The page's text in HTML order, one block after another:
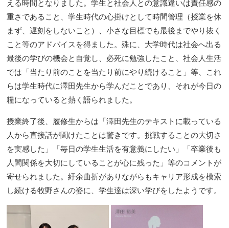
える時間となりました。学生と社会人との意識違いは責任感の
重さであること、学生時代の心掛けとして時間管理（授業を休
まず、遅刻をしないこと）、小さな目標でも最後までやり抜く
こと等のアドバイスを得ました。殊に、大学時代は社会へ出る
最後の学びの機会と自覚し、必死に勉強したこと、社会人生活
では「当たり前のことを当たり前にやり続けること」等、これ
らは学生時代に澤田先生から学んだことであり、それが今日の
糧になっていると熱く語られました。
授業終了後、履修生からは「澤田先生のテキストに載っている
人から直接話が聞けたことは驚きです。挑戦することの大切さ
を実感した」「毎日の学生生活を有意義にしたい」「卒業後も
人間関係を大切にしていることが心に残った」等のコメントが
寄せられました。紆余曲折がありながらもキャリア形成を模索
し続ける牧野さんの姿に、学生達は深い学びをしたようです。